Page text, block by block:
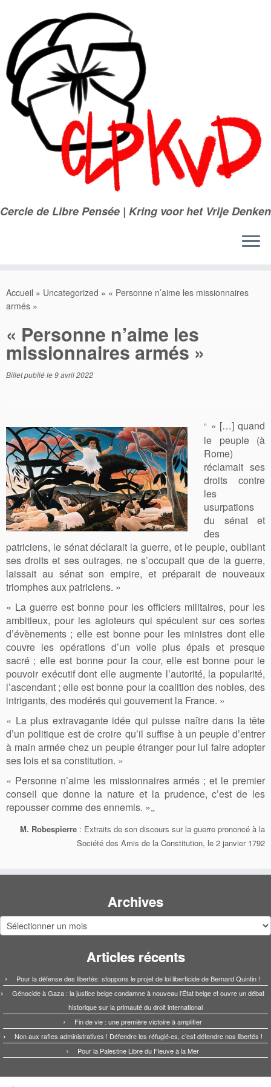
contenu
Cercle de Libre Pensée | Kring voor het Vrije Denken
Accueil » Uncategorized » « Personne n’aime les missionnaires
armés »
« Personne n’aime les
missionnaires armés »
Billet publié le9 avril 2022
“ « […]quand
le peuple (à
Rome)
réclamait ses
droits contre
les
usurpations
du sénat et
des
patriciens, le sénat déclarait la guerre, et le peuple, oubliant
ses droits et ses outrages, ne s’occupait que de la guerre,
laissait au sénat son empire, et préparait de nouveaux
triomphes aux patriciens. »
« La guerre est bonne pour les officiers militaires, pour les
ambitieux, pour les agioteurs qui spéculent sur ces sortes
d’évènements ; elle est bonne pour les ministres dont elle
couvre les opérations d’un voile plus épais et presque
sacré ; elle est bonne pour la cour, elle est bonne pour le
pouvoir exécutif dont elle augmente l’autorité, la popularité,
l’ascendant ; elle est bonne pour la coalition des nobles, des
intrigants, des modérés qui gouvernent la France. »
« La plus extravagante idée qui puisse naître dans la tête
d’un politique est de croire qu’il suffise à un peuple d’entrer
à main armée chez un peuple étranger pour lui faire adopter
ses lois et sa constitution. »
« Personne n’aime les missionnaires armés ; et le premier
conseil que donne la nature et la prudence, c’est de les
repousser comme des ennemis. »„
M. Robespierre : Extraits de son discours sur la guerre prononcé à la
Société des Amis de la Constitution, le 2 janvier 1792
Archives
Archives
Articles récents
Pour la défense des libertés: stoppons le projet de loi liberticide de Bernard Quintin !
Génocide à Gaza : la justice belge condamne à nouveau l’État belge et ouvre un débat
historique sur la primauté du droit international
Fin de vie : une première victoire à amplifier
Non aux rafles administratives ! Défendre les réfugié·es, c’est défendre nos libertés !
Pour la Palestine Libre du Fleuve à la Mer